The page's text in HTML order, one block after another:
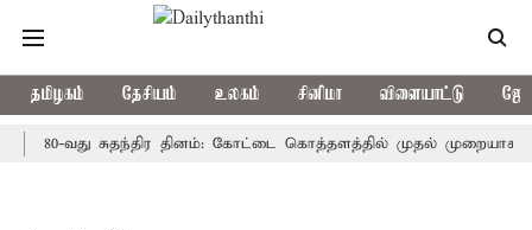
தமிழகம் தேசியம் உலகம் சினிமா விளையாட்டு
80-வது சுதந்திர தினம்: கோட்டை கொத்தளத்தில் முதல் முறையாக